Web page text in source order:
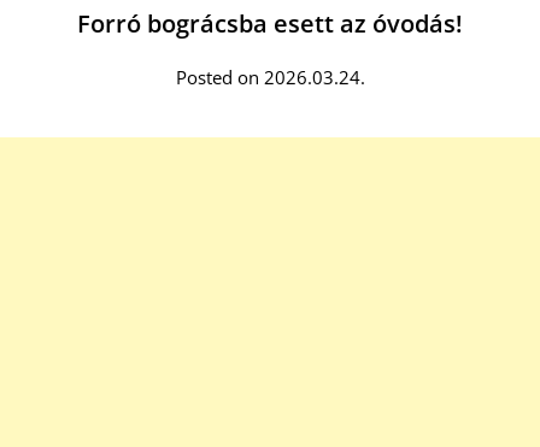
Forró bográcsba esett az óvodás!
Posted on 2026.03.24.